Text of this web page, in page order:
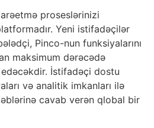
proseslərinizi
Yeni istifadəçilər
Pinco-nun funksiyalarını
maksimum dərəcədə
İstifadəçi dostu
və analitik imkanları ilə
cavab verən qlobal bir